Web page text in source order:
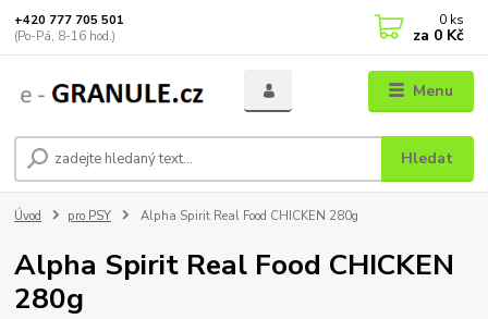
Menu
Hledat
+420 777 705 501
(Po-Pá, 8-16 hod.)
0 ks
za 0 Kč
Úvod pro PSY Alpha Spirit Real Food CHICKEN 280g
Alpha Spirit Real Food CHICKEN
280g